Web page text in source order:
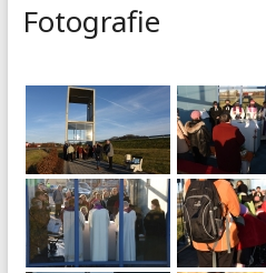
Fotografie